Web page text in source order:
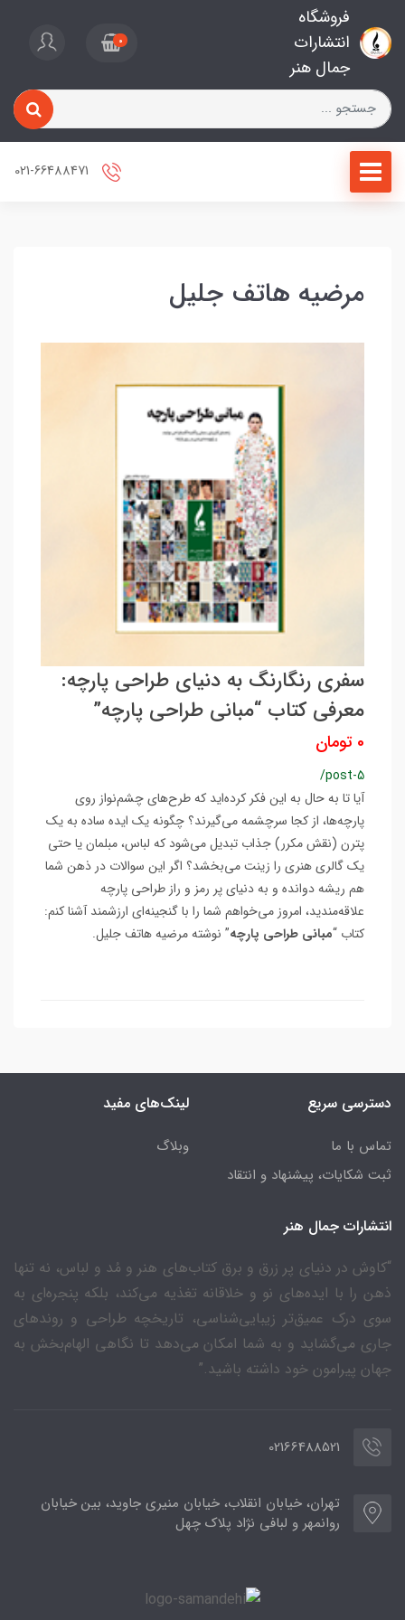
فروشگاه
انتشارات
جمال هنر
0
مرضیه هاتف جلیل
سفری رنگارنگ به دنیای طراحی پارچه:
معرفی کتاب “مبانی طراحی پارچه”
0 تومان
/post-5
آیا تا به حال به این فکر کرده‌اید که طرح‌های چشم‌نواز روی
پارچه‌ها، از کجا سرچشمه می‌گیرند؟ چگونه یک ایده ساده به یک
پترن (نقش مکرر) جذاب تبدیل می‌شود که لباس، مبلمان یا حتی
یک گالری هنری را زینت می‌بخشد؟ اگر این سوالات در ذهن شما
هم ریشه دوانده و به دنیای پر رمز و راز طراحی پارچه
علاقه‌مندید، امروز می‌خواهم شما را با گنجینه‌ای ارزشمند آشنا کنم:
کتاب “مبانی طراحی پارچه” نوشته مرضیه هاتف جلیل.
دسترسی سریع
تماس با ما
ثبت شکایات، پیشنهاد و انتقاد
لینک‌های مفید
وبلاگ
انتشارات جمال هنر
“کاوش در دنیای پر زرق و برق کتاب‌های هنر و مُد و لباس، نه تنها
ذهن را با ایده‌های نو و خلاقانه تغذیه می‌کند، بلکه پنجره‌ای به
سوی درک عمیق‌تر زیبایی‌شناسی، تاریخچه طراحی و روندهای
جاری می‌گشاید و به شما امکان می‌دهد تا نگاهی الهام‌بخش به
جهان پیرامون خود داشته باشید.”
02166488521
تهران، خیابان انقلاب، خیابان منیری جاوید، بین خیابان
روانمهر و لبافی نژاد پلاک چهل